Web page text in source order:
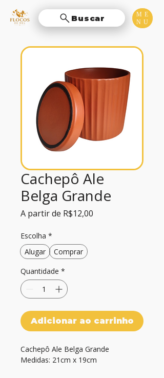
ME
NU
Buscar
Cachepô Ale
Belga Grande
A partir de R$12,00
Escolha *
Alugar
Comprar
Quantidade *
Adicionar ao carrinho
Cachepô Ale Belga Grande
Medidas: 21cm x 19cm